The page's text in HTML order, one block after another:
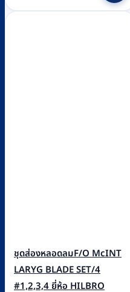
ชุดส่องหลอดลมF/O McINT
LARYG BLADE SET/4
#1,2,3,4 ยี่ห้อ HILBRO